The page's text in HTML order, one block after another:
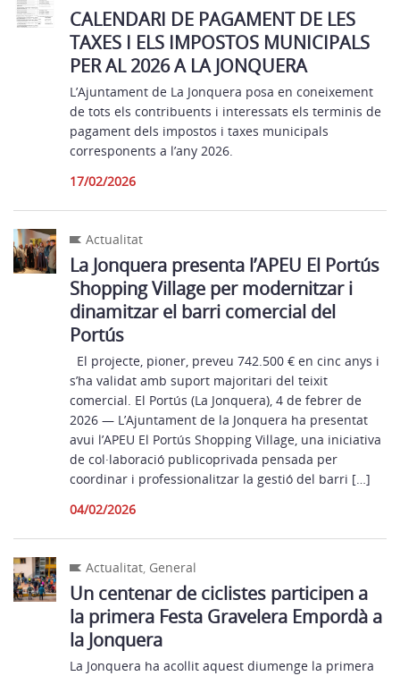
CALENDARI DE PAGAMENT DE LES
TAXES I ELS IMPOSTOS MUNICIPALS
PER AL 2026 A LA JONQUERA
L’Ajuntament de La Jonquera posa en coneixement
de tots els contribuents i interessats els terminis de
pagament dels impostos i taxes municipals
corresponents a l’any 2026.
17/02/2026
Actualitat
La Jonquera presenta l’APEU El Portús
Shopping Village per modernitzar i
dinamitzar el barri comercial del
Portús
El projecte, pioner, preveu 742.500 € en cinc anys i
s’ha validat amb suport majoritari del teixit
comercial. El Portús (La Jonquera), 4 de febrer de
2026 — L’Ajuntament de la Jonquera ha presentat
avui l’APEU El Portús Shopping Village, una iniciativa
de col·laboració publicoprivada pensada per
coordinar i professionalitzar la gestió del barri […]
04/02/2026
Actualitat, General
Un centenar de ciclistes participen a
la primera Festa Gravelera Empordà a
la Jonquera
La Jonquera ha acollit aquest diumenge la primera